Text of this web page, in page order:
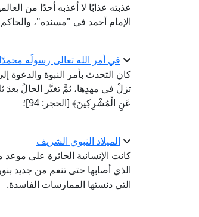
عذبته عذابًا لا أعذبه أحدًا من
الإمام أحمد في "مسنده"،
في أمر الله تعالى رسولَه
كان التحدث بأمر النبوة والدعوة
تزلْ في مهدِها، ثمَّ تغيَّر الحالُ
عَنِ الْمُشْرِكِينَ﴾ [الحجر: 94]؛
الميلاد النبوي الشريف
كانت الإنسانية الحائرة على
الذي أصابها حتى تنعم من جديد
التي دنستها الممارسات الفاسدة.